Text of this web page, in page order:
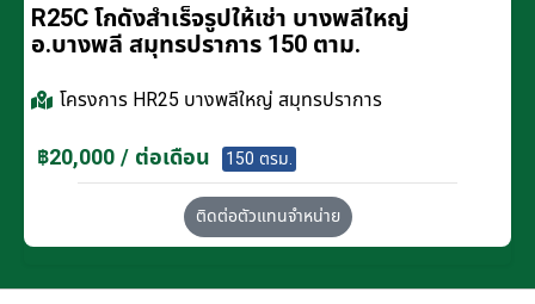
R25C โกดังสำเร็จรูปให้เช่า บางพลีใหญ่
อ.บางพลี สมุทรปราการ 150 ตาม.
โครงการ HR25 บางพลีใหญ่ สมุทรปราการ
฿20,000 / ต่อเดือน 150 ตรม.
ติดต่อตัวแทนจำหน่าย